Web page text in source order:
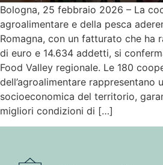
Bologna, 25 febbraio 2026 – La
agroalimentare e della pesca
Romagna, con un fatturato che ha
di euro e 14.634 addetti, si
Food Valley regionale. Le 180
dell’agroalimentare rappresentano
socioeconomica del territorio,
migliori condizioni di […]